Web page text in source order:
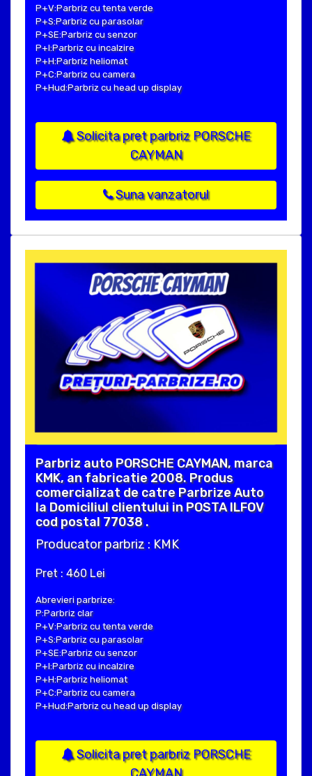
P+V:Parbriz cu tenta verde
P+S:Parbriz cu parasolar
P+SE:Parbriz cu senzor
P+I:Parbriz cu incalzire
P+H:Parbriz heliomat
P+C:Parbriz cu camera
P+Hud:Parbriz cu head up display
Solicita pret parbriz PORSCHE
CAYMAN
Suna vanzatorul
Parbriz auto PORSCHE CAYMAN, marca
KMK, an fabricatie 2008. Produs
comercializat de catre Parbrize Auto
la Domiciliul clientului in POSTA ILFOV
cod postal 77038 .
Producator parbriz : KMK
Pret : 460 Lei
Abrevieri parbrize:
P:Parbriz clar
P+V:Parbriz cu tenta verde
P+S:Parbriz cu parasolar
P+SE:Parbriz cu senzor
P+I:Parbriz cu incalzire
P+H:Parbriz heliomat
P+C:Parbriz cu camera
P+Hud:Parbriz cu head up display
Solicita pret parbriz PORSCHE